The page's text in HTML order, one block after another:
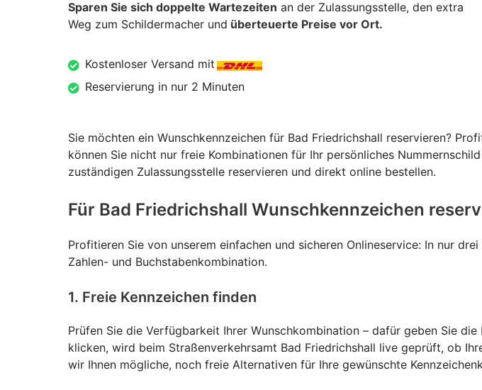
Sparen Sie sich doppelte Wartezeiten an der Zulassungsstelle, den extra
Weg zum Schildermacher und überteuerte Preise vor Ort.
Kostenloser Versand mit
Reservierung in nur 2 Minuten
Sie möchten ein Wunschkennzeichen für Bad Friedrichshall reservieren?
können Sie nicht nur freie Kombinationen für Ihr persönliches
zuständigen Zulassungsstelle reservieren und direkt online bestellen.
Für Bad Friedrichshall Wunschkennzeichen
Profitieren Sie von unserem einfachen und sicheren Onlineservice: In nur
Zahlen- und Buchstabenkombination.
1. Freie Kennzeichen finden
Prüfen Sie die Verfügbarkeit Ihrer Wunschkombination – dafür geben Sie
klicken, wird beim Straßenverkehrsamt Bad Friedrichshall live geprüft, ob
wir Ihnen mögliche, noch freie Alternativen für Ihre gewünschte